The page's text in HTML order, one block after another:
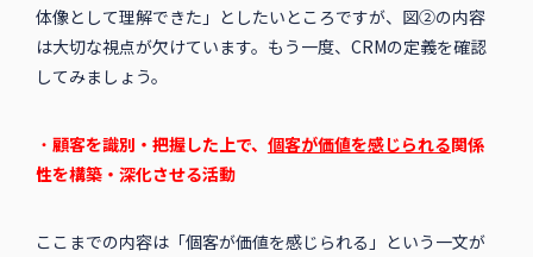
体像として理解できた」としたいところですが、図②の内容
は大切な視点が欠けています。もう一度、CRMの定義を確認
してみましょう。
・ 顧客を識別・把握した上で、 個客が価値を感じられる関係
性を構築・深化させる活動
ここまでの内容は「個客が価値を感じられる」という一文が